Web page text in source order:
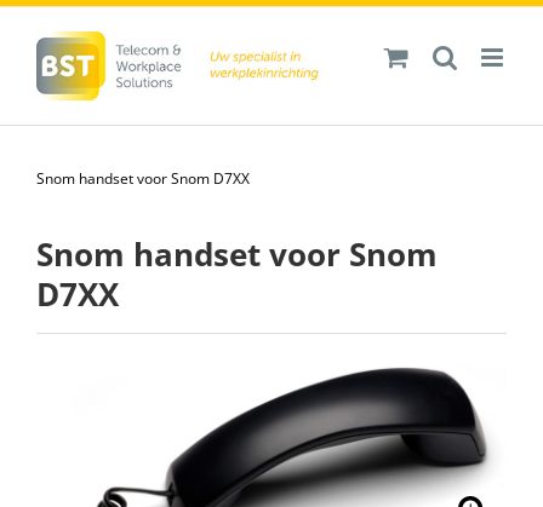
inhoud
Snom handset voor Snom D7XX
Snom handset voor Snom
D7XX